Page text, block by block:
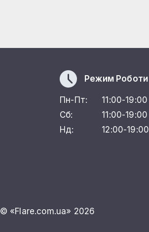
Режим Роботи
Пн-Пт:
11:00-19:00
Сб:
11:00-19:00
Нд:
12:00-19:00
© «Flare.com.ua» 2026